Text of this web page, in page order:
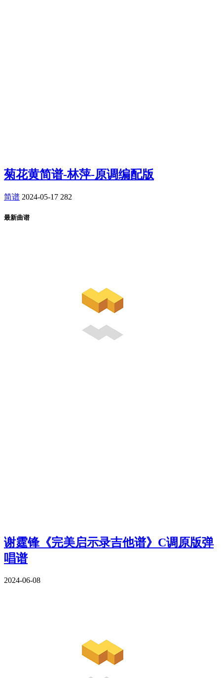
菊花黄简谱-林萍-原调编配版
简谱 2024-05-17 282
最新曲谱
谢霆锋《完美启示录吉他谱》C调原版弹
唱谱
2024-06-08